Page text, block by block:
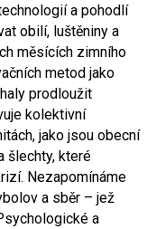
a pohodlí
obilí, luštěniny a
měsících zimního
metod jako
prodloužit
kolektivní
jako jsou obecní
šlechty, které
Nezapomínáme
a sběr – jež
a